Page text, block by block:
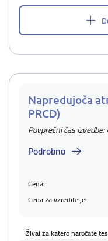
Napredujoča
PRCD)
Povprečni čas
Podrobno
Cena:
Cena za vzreditelje:
Žival za katero naročate